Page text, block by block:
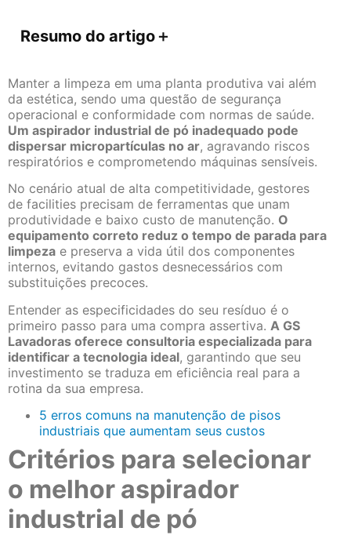
Resumo do artigo＋
Manter a limpeza em uma planta produtiva vai além
da estética, sendo uma questão de segurança
operacional e conformidade com normas de saúde.
Um aspirador industrial de pó inadequado pode
dispersar micropartículas no ar, agravando riscos
respiratórios e comprometendo máquinas sensíveis.
No cenário atual de alta competitividade, gestores
de facilities precisam de ferramentas que unam
produtividade e baixo custo de manutenção. O
equipamento correto reduz o tempo de parada para
limpeza e preserva a vida útil dos componentes
internos, evitando gastos desnecessários com
substituições precoces.
Entender as especificidades do seu resíduo é o
primeiro passo para uma compra assertiva. A GS
Lavadoras oferece consultoria especializada para
identificar a tecnologia ideal, garantindo que seu
investimento se traduza em eficiência real para a
rotina da sua empresa.
5 erros comuns na manutenção de pisos
industriais que aumentam seus custos
Critérios para selecionar
o melhor aspirador
industrial de pó